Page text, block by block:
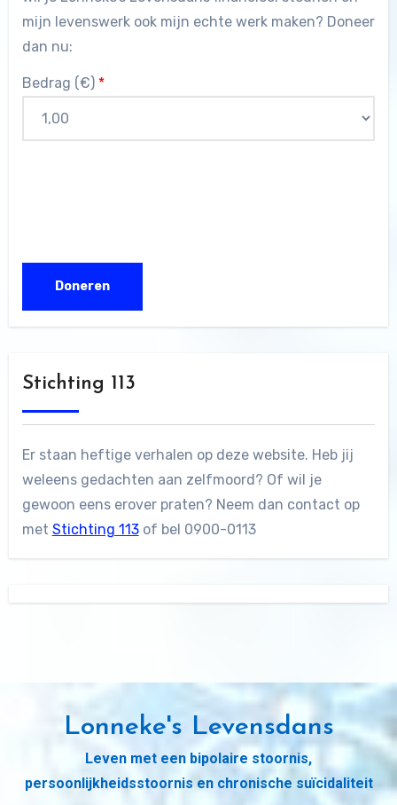
mijn levenswerk ook mijn echte werk maken? Doneer
dan nu:
Bedrag (€) *
Stichting 113
Er staan heftige verhalen op deze website. Heb jij
weleens gedachten aan zelfmoord? Of wil je
gewoon eens erover praten? Neem dan contact op
met Stichting 113of bel 0900-0113
Lonneke's Levensdans
Leven met een bipolaire stoornis,
persoonlijkheidsstoornis en chronische suïcidaliteit